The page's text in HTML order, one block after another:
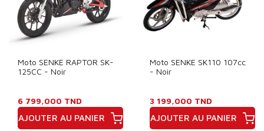
Moto SENKE RAPTOR SK-
125CC - Noir
6 799,000 TND
AJOUTER AU PANIER
Moto SENKE SK110 107cc
- Noir
3 199,000 TND
AJOUTER AU PANIER